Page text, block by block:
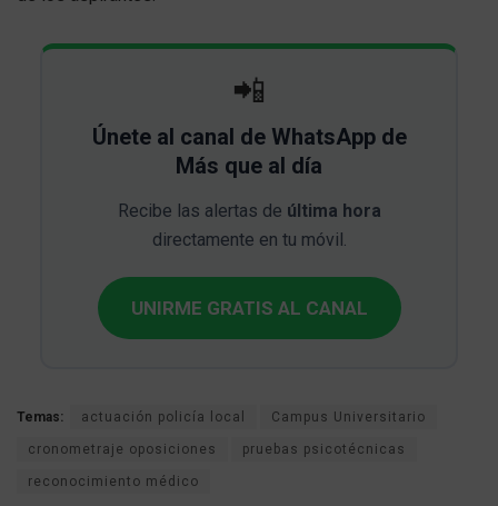
📲
Únete al canal de WhatsApp de
Más que al día
Recibe las alertas de última hora
directamente en tu móvil.
UNIRME GRATIS AL CANAL
Temas: actuación policía local Campus Universitario
cronometraje oposiciones pruebas psicotécnicas
reconocimiento médico